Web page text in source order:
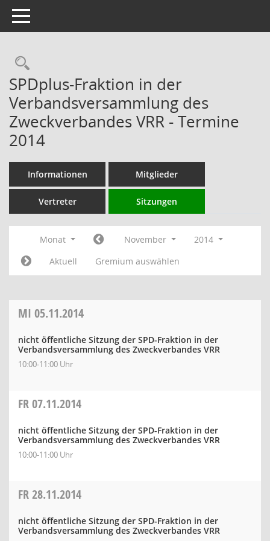
Toggle navigation
Rechercheauswahl
SPDplus-Fraktion in der
Verbandsversammlung des
Zweckverbandes VRR - Termine
2014
Informationen Mitglieder
Vertreter Sitzungen
Monat November
2014
Aktuell
Gremium auswählen
MI 05.11.2014
nicht öffentliche Sitzung der SPD-Fraktion in der
Verbandsversammlung des Zweckverbandes VRR
10:00-11:00 Uhr
FR07.11.2014
nicht öffentliche Sitzung der SPD-Fraktion in der
Verbandsversammlung des Zweckverbandes VRR
10:00-11:00 Uhr
FR28.11.2014
nicht öffentliche Sitzung der SPD-Fraktion in der
Verbandsversammlung des Zweckverbandes VRR